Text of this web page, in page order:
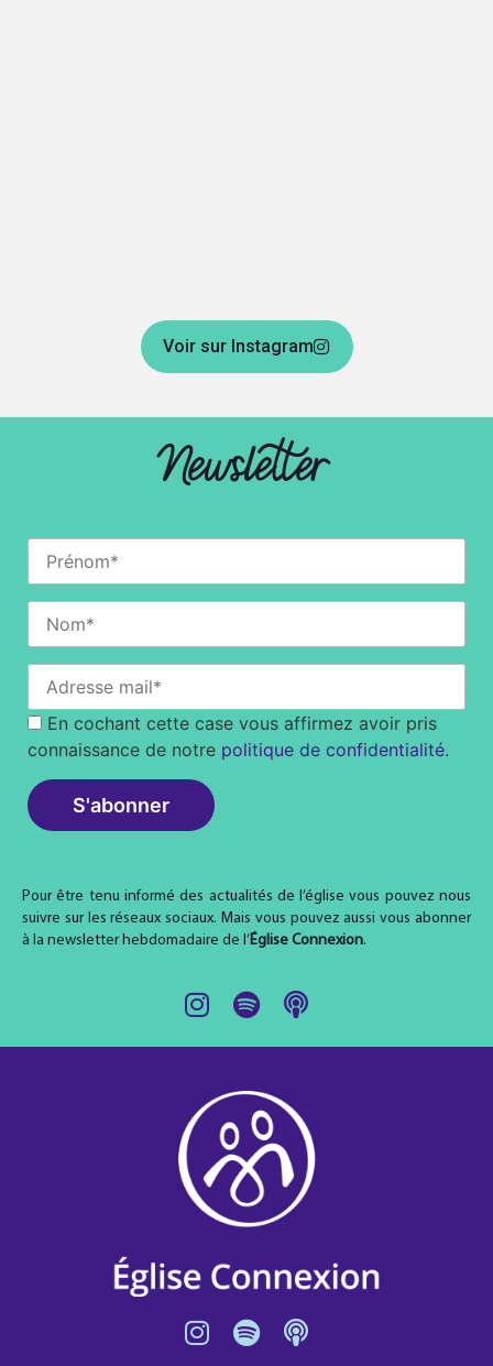
Voir sur Instagram
Pour être tenu informé des actualités de l’église vous pouvez nous
suivre sur les réseaux sociaux. Mais vous pouvez aussi vous abonner
à la newsletter hebdomadaire de l’Église Connexion.
Newsletter
En cochant cette case vous affirmez avoir pris
connaissance de notre politique de confidentialité.